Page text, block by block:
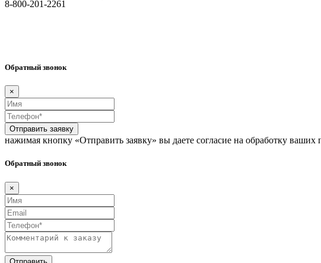
8-800-201-2261
Обратный звонок
×
Отправить заявку
нажимая кнопку «Отправить заявку» вы даете согласие на обработку
Обратный звонок
×